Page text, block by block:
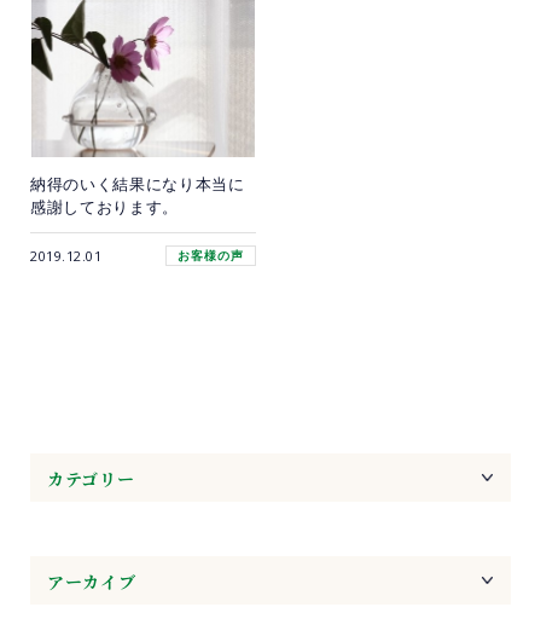
納得のいく結果になり本当に
感謝しております。
2019.12.01 お客様の声
カテゴリー
アーカイブ